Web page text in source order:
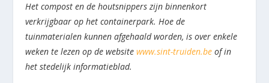
Het compost en de houtsnippers zijn binnenkort
verkrijgbaar op het containerpark. Hoe de
tuinmaterialen kunnen afgehaald worden, is over enkele
weken te lezen op de websitewww.sint-truiden.be of in
het stedelijk informatieblad.